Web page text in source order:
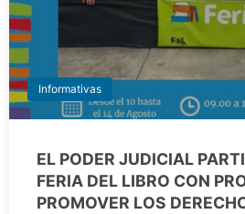
Informativas
EL PODER JUDICIAL
FERIA DEL LIBRO CON
PROMOVER LOS